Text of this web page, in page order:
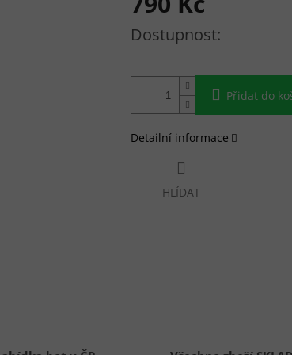
Měrná cena:
Přidat do
Detailní informace
HLÍDAT